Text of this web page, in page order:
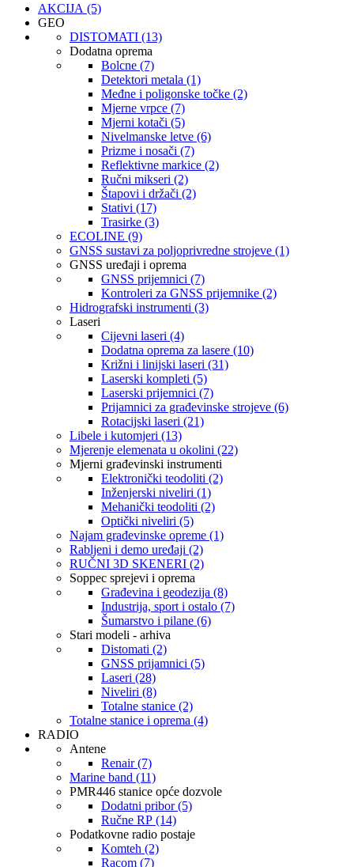
AKCIJA (5)
GEO
DISTOMATI (13)
Dodatna oprema
Bolcne (7)
Detektori metala (1)
Međne i poligonske točke (2)
Mjerne vrpce (7)
Mjerni kotači (5)
Nivelmanske letve (6)
Prizme i nosači (7)
Reflektivne markice (2)
Ručni mikseri (2)
Štapovi i držači (2)
Stativi (17)
Trasirke (3)
ECOLINE (9)
GNSS sustavi za poljoprivredne strojeve (1)
GNSS uređaji i oprema
GNSS prijemnici (7)
Kontroleri za GNSS prijemnike (2)
Hidrografski instrumenti (3)
Laseri
Cijevni laseri (4)
Dodatna oprema za lasere (10)
Križni i linijski laseri (31)
Laserski kompleti (5)
Laserski prijemnici (7)
Prijamnici za građevinske strojeve (6)
Rotacijski laseri (21)
Libele i kutomjeri (13)
Mjerenje elemenata u okolini (22)
Mjerni građevinski instrumenti
Elektronički teodoliti (2)
Inženjerski niveliri (1)
Mehanički teodoliti (2)
Optički niveliri (5)
Najam građevinske opreme (1)
Rabljeni i demo uređaji (2)
RUČNI 3D SKENERI (2)
Soppec sprejevi i oprema
Građevina i geodezija (8)
Industrija, sport i ostalo (7)
Šumarstvo i pilane (6)
Stari modeli - arhiva
Distomati (2)
GNSS prijamnici (5)
Laseri (28)
Niveliri (8)
Totalne stanice (2)
Totalne stanice i oprema (4)
RADIO
Antene
Renair (7)
Marine band (11)
PMR446 stanice opće dozvole
Dodatni pribor (5)
Ručne RP (14)
Podatkovne radio postaje
Komteh (2)
Racom (7)